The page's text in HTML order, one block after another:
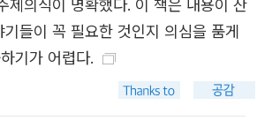
야기의 수렵 채집인”이라고 겸손하게
자신과 칼 세이건이 가장 소중하게 여
놓는다. 「코스모스」 시리즈의 정신과
명의 기원, 자연의 숨겨진 법칙 등을
여행에 뛰어든 과학자들, 그리고 그들이
제의식이 명확했다. 이 책은 내용이 산
들이 꼭 필요한 것인지 의심을 품게
기가 어렵다.